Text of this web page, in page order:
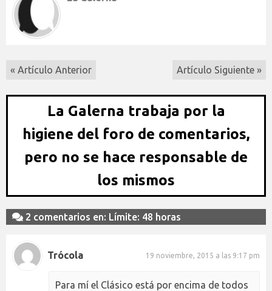
« Artículo Anterior Artículo Siguiente »
La Galerna trabaja por la
higiene del foro de comentarios,
pero no se hace responsable de
los mismos
2 comentarios en: Límite: 48 horas
Trócola 19 noviembre, 2015 a las 9:17 pm
Para mí el Clásico está por encima de todos